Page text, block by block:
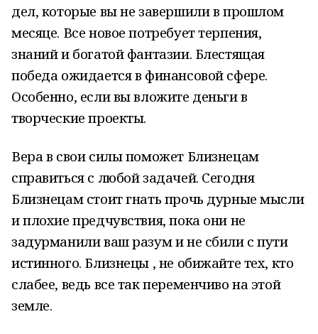
дел, которые вы не завершили в прошлом
месяце. Все новое потребует терпения,
знаний и богатой фантазии. Блестящая
победа ожидается в финансовой сфере.
Особенно, если вы вложите деньги в
творческие проекты.
Вера в свои силы поможет Близнецам
справиться с любой задачей. Сегодня
Близнецам стоит гнать прочь дурные мысли
и плохие предчувствия, пока они не
задурманили ваш разум и не сбили с пути
истинного. Близнецы , не обижайте тех, кто
слабее, ведь все так переменчиво на этой
земле.